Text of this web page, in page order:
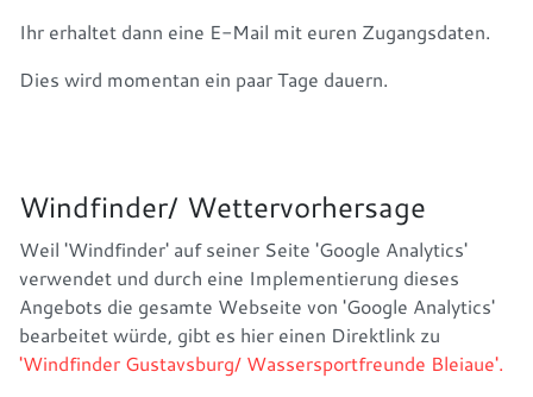
Ihr erhaltet dann eine E-Mail mit euren Zugangsdaten.
Dies wird momentan ein paar Tage dauern.
Windfinder/ Wettervorhersage
Weil 'Windfinder' auf seiner Seite 'Google Analytics'
verwendet und durch eine Implementierung dieses
Angebots die gesamte Webseite von 'Google Analytics'
bearbeitet würde, gibt es hier einen Direktlink zu
'Windfinder Gustavsburg/ Wassersportfreunde Bleiaue'.